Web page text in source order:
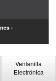
Ventanilla
Electrónica
-